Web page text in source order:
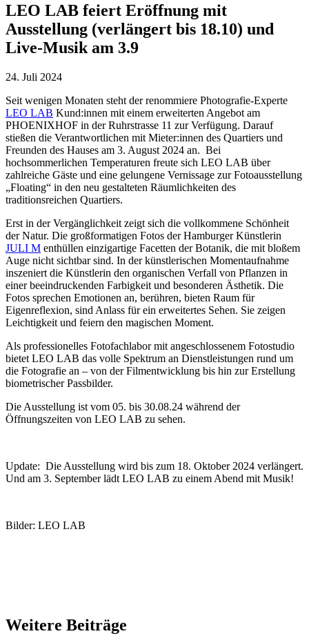
LEO LAB feiert Eröffnung mit
Ausstellung (verlängert bis 18.10) und
Live-Musik am 3.9
24. Juli 2024
Seit wenigen Monaten steht der renommiere Photografie-Experte
LEO LAB Kund:innen mit einem erweiterten Angebot am
PHOENIXHOF in der Ruhrstrasse 11 zur Verfügung. Darauf
stießen die Verantwortlichen mit Mieter:innen des Quartiers und
Freunden des Hauses am 3. August 2024 an. Bei
hochsommerlichen Temperaturen freute sich LEO LAB über
zahlreiche Gäste und eine gelungene Vernissage zur Fotoausstellung
„Floating“ in den neu gestalteten Räumlichkeiten des
traditionsreichen Quartiers.
Erst in der Vergänglichkeit zeigt sich die vollkommene Schönheit
der Natur. Die großformatigen Fotos der Hamburger Künstlerin
JULI M enthüllen einzigartige Facetten der Botanik, die mit bloßem
Auge nicht sichtbar sind. In der künstlerischen Momentaufnahme
inszeniert die Künstlerin den organischen Verfall von Pflanzen in
einer beeindruckenden Farbigkeit und besonderen Ästhetik. Die
Fotos sprechen Emotionen an, berühren, bieten Raum für
Eigenreflexion, sind Anlass für ein erweitertes Sehen. Sie zeigen
Leichtigkeit und feiern den magischen Moment.
Als professionelles Fotofachlabor mit angeschlossenem Fotostudio
bietet LEO LAB das volle Spektrum an Dienstleistungen rund um
die Fotografie an – von der Filmentwicklung bis hin zur Erstellung
biometrischer Passbilder.
Die Ausstellung ist vom 05. bis 30.08.24 während der
Öffnungszeiten von LEO LAB zu sehen.
Update: Die Ausstellung wird bis zum 18. Oktober 2024 verlängert.
Und am 3. September lädt LEO LAB zu einem Abend mit Musik!
Bilder: LEO LAB
Weitere Beiträge